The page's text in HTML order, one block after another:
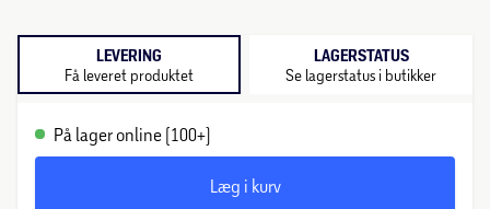
LEVERING
Få leveret produktet
LAGERSTATUS
Se lagerstatus i butikker
På lager online (100+)
Læg i kurv